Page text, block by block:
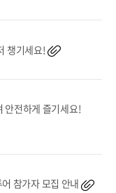
챙기세요!
안전하게 즐기세요!
참가자 모집 안내